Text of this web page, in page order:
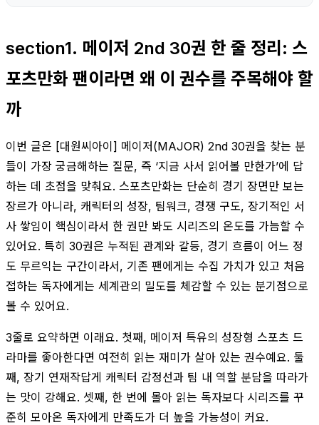
section1. 메이저 2nd 30권 한 줄 정리: 스
포츠만화 팬이라면 왜 이 권수를 주목해야 할
까
이번 글은 [대원씨아이] 메이저(MAJOR) 2nd 30권을 찾는 분
들이 가장 궁금해하는 질문, 즉 ‘지금 사서 읽어볼 만한가’에 답
하는 데 초점을 맞춰요. 스포츠만화는 단순히 경기 장면만 보는
장르가 아니라, 캐릭터의 성장, 팀워크, 경쟁 구도, 장기적인 서
사 쌓임이 핵심이라서 한 권만 봐도 시리즈의 온도를 가늠할 수
있어요. 특히 30권은 누적된 관계와 갈등, 경기 흐름이 어느 정
도 무르익는 구간이라서, 기존 팬에게는 수집 가치가 있고 처음
접하는 독자에게는 세계관의 밀도를 체감할 수 있는 분기점으로
볼 수 있어요.
3줄로 요약하면 이래요. 첫째, 메이저 특유의 성장형 스포츠 드
라마를 좋아한다면 여전히 읽는 재미가 살아 있는 권수예요. 둘
째, 장기 연재작답게 캐릭터 감정선과 팀 내 역할 분담을 따라가
는 맛이 강해요. 셋째, 한 번에 몰아 읽는 독자보다 시리즈를 꾸
준히 모아온 독자에게 만족도가 더 높을 가능성이 커요.